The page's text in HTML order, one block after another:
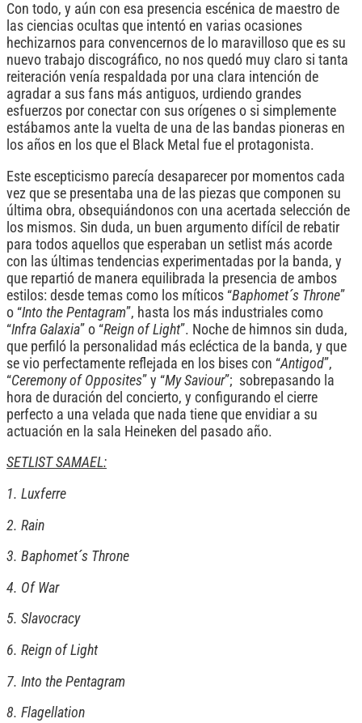
Con todo, y aún con esa presencia escénica de maestro de
las ciencias ocultas que intentó en varias ocasiones
hechizarnos para convencernos de lo maravilloso que es su
nuevo trabajo discográfico, no nos quedó muy claro si tanta
reiteración venía respaldada por una clara intención de
agradar a sus fans más antiguos, urdiendo grandes
esfuerzos por conectar con sus orígenes o si simplemente
estábamos ante la vuelta de una de las bandas pioneras en
los años en los que el Black Metal fue el protagonista.
Este escepticismo parecía desaparecer por momentos cada
vez que se presentaba una de las piezas que componen su
última obra, obsequiándonos con una acertada selección de
los mismos. Sin duda, un buen argumento difícil de rebatir
para todos aquellos que esperaban un setlist más acorde
con las últimas tendencias experimentadas por la banda, y
que repartió de manera equilibrada la presencia de ambos
estilos: desde temas como los míticos “Baphomet´s Throne”
o “Into the Pentagram”, hasta los más industriales como
“Infra Galaxia” o “Reign of Light”. Noche de himnos sin duda,
que perfiló la personalidad más ecléctica de la banda, y que
se vio perfectamente reflejada en los bises con “Antigod”,
“Ceremony of Opposites” y “My Saviour”; sobrepasando la
hora de duración del concierto, y configurando el cierre
perfecto a una velada que nada tiene que envidiar a su
actuación en la sala Heineken del pasado año.
SETLIST SAMAEL:
1. Luxferre
2. Rain
3. Baphomet´s Throne
4. Of War
5. Slavocracy
6. Reign of Light
7. Into the Pentagram
8. Flagellation